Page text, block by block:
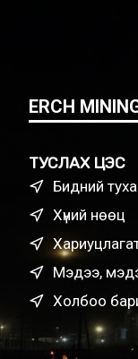
ERCH
ТУСЛАХ ЦЭС
Бидний
Хүний нөөц
Мэдээ,
Холбоо